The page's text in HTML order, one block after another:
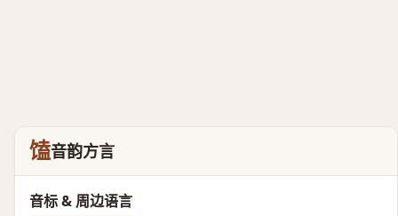
馌音韵方言
音标 & 周边语言